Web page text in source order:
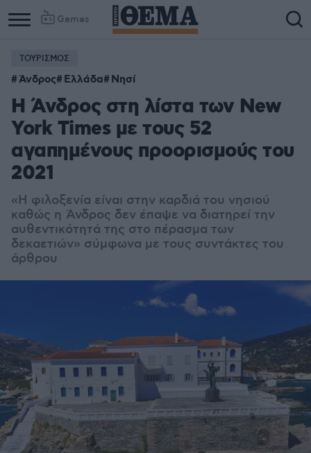
Games
ΤΟΥΡΙΣΜΟΣ
Άνδρος Ελλάδα Νησί
Η Άνδρος στη λίστα των New
York Times με τους 52
αγαπημένους προορισμούς του
2021
«Η φιλοξενία είναι στην καρδιά του νησιού
καθώς η Άνδρος δεν έπαψε να διατηρεί την
αυθεντικότητά της στο πέρασμα των
δεκαετιών» σύμφωνα με τους συντάκτες του
άρθρου